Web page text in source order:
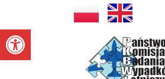
Otwórz pasek narzędzi